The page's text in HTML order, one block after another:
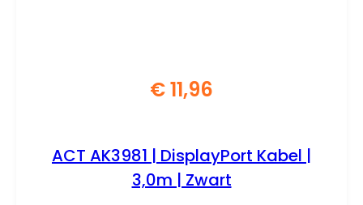
€11,96
ACT AK3981 | DisplayPort Kabel |
3,0m | Zwart